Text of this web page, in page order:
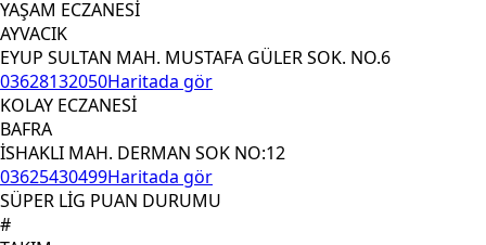
YAŞAM ECZANESİ
AYVACIK
EYUP SULTAN MAH. MUSTAFA GÜLER SOK. NO.6
03628132050Haritada gör
KOLAY ECZANESİ
BAFRA
İSHAKLI MAH. DERMAN SOK NO:12
03625430499Haritada gör
SÜPER LİG PUAN DURUMU
#